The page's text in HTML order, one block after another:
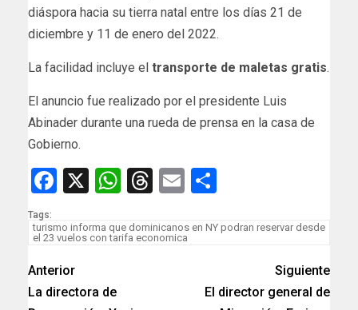
diáspora hacia su tierra natal entre los días 21 de
diciembre y 11 de enero del 2022.
La facilidad incluye el transporte de maletas gratis.
El anuncio fue realizado por el presidente Luis
Abinader durante una rueda de prensa en la casa de
Gobierno.
Facebook
X WhatsApp
Threads
Email
Tags:
turismo informa que dominicanos en NY podran reservar desde
el 23 vuelos con tarifa economica
Anterior
La directora de
Siguiente
El director general de